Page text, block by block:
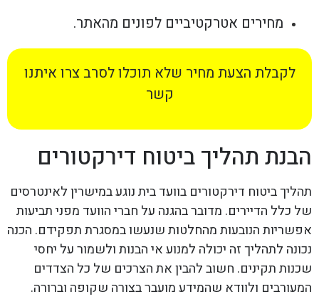
מחירים אטרקטיביים לפונים מהאתר.
לקבלת הצעת מחיר שלא תוכלו לסרב צרו איתנו
קשר
הבנת תהליך ביטוח דירקטורים
תהליך ביטוח דירקטורים בוועד בית נוגע במישרין לאינטרסים
של כלל הדיירים. מדובר בהגנה על חברי הוועד מפני תביעות
אפשריות הנובעות מהחלטות שנעשו במסגרת תפקידם. הכנה
נכונה לתהליך זה יכולה למנוע אי הבנות ולשמור על יחסי
שכנות תקינים. חשוב להבין את הצרכים של כל הצדדים
המעורבים ולוודא שהמידע מועבר בצורה שקופה וברורה.